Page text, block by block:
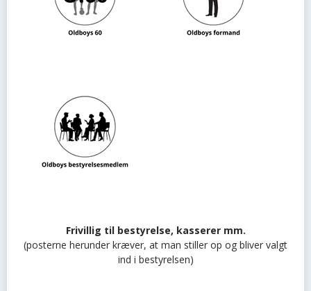
Frivillig til bestyrelse, kasserer mm.
(posterne herunder kræver, at man stiller op og bliver valgt
ind i bestyrelsen)